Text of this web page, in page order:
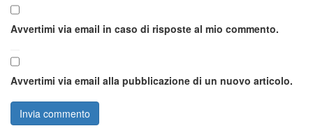
Avvertimi via email in caso di risposte al mio commento.
Avvertimi via email alla pubblicazione di un nuovo articolo.